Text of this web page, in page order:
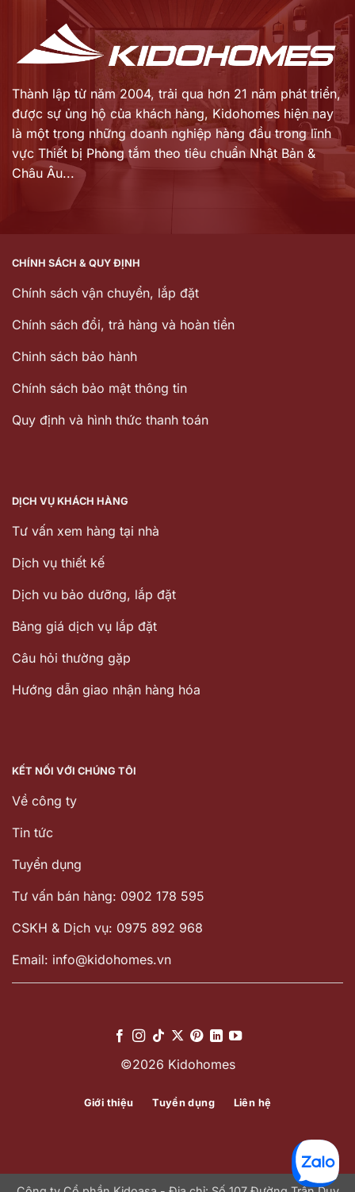
Thành lập từ năm 2004, trải qua hơn 21 năm phát triển,
được sự ủng hộ của khách hàng, Kidohomes hiện nay
là một trong những doanh nghiệp hàng đầu trong lĩnh
vực Thiết bị Phòng tắm theo tiêu chuẩn Nhật Bản &
Châu Âu...
CHÍNH SÁCH & QUY ĐỊNH
Chính sách vận chuyển, lắp đặt
Chính sách đổi, trả hàng và hoàn tiền
Chinh sách bảo hành
Chính sách bảo mật thông tin
Quy định và hình thức thanh toán
DỊCH VỤ KHÁCH HÀNG
Tư vấn xem hàng tại nhà
Dịch vụ thiết kế
Dịch vu bảo dưỡng, lắp đặt
Bảng giá dịch vụ lắp đặt
Câu hỏi thường gặp
Hướng dẫn giao nhận hàng hóa
KẾT NỐI VỚI CHÚNG TÔI
Về công ty
Tin tức
Tuyển dụng
Tư vấn bán hàng: 0902 178 595
CSKH & Dịch vụ: 0975 892 968
Email: info@kidohomes.vn
©2026 Kidohomes
Giới thiệu Tuyển dụng Liên hệ